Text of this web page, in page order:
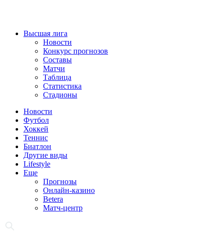
Высшая лига
Новости
Конкурс прогнозов
Составы
Матчи
Таблица
Статистика
Стадионы
Новости
Футбол
Хоккей
Теннис
Биатлон
Другие виды
Lifestyle
Еще
Прогнозы
Онлайн-казино
Betera
Матч-центр